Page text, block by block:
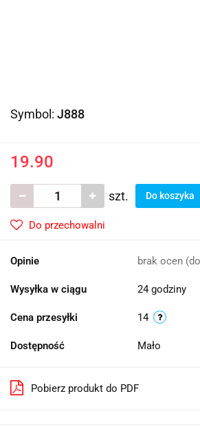
Symbol: J888
19.90
szt. Do koszyka
Do przechowalni
Opinie brak ocen
Wysyłka w ciągu 24 godziny
Cena przesyłki 14
Dostępność Mało
Pobierz produkt do PDF